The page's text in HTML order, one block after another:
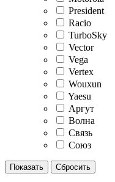
President
Racio
TurboSky
Vector
Vega
Vertex
Wouxun
Yaesu
Аргут
Волна
Связь
Союз